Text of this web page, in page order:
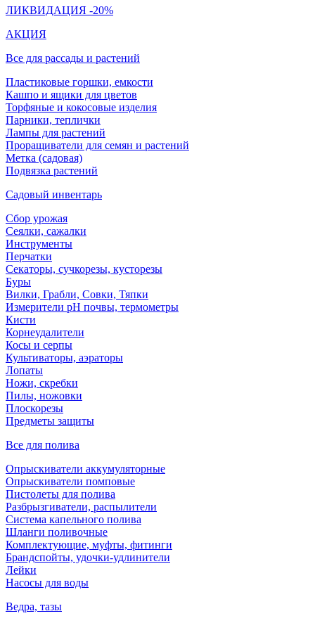
ЛИКВИДАЦИЯ -20%
АКЦИЯ
Все для рассады и растений
Пластиковые горшки, емкости
Кашпо и ящики для цветов
Торфяные и кокосовые изделия
Парники, теплички
Лампы для растений
Проращиватели для семян и растений
Метка (садовая)
Подвязка растений
Садовый инвентарь
Сбор урожая
Сеялки, сажалки
Инструменты
Перчатки
Секаторы, сучкорезы, кусторезы
Буры
Вилки, Грабли, Совки, Тяпки
Измерители pH почвы, термометры
Кисти
Корнеудалители
Косы и серпы
Культиваторы, аэраторы
Лопаты
Ножи, скребки
Пилы, ножовки
Плоскорезы
Предметы защиты
Все для полива
Опрыскиватели аккумуляторные
Опрыскиватели помповые
Пистолеты для полива
Разбрызгиватели, распылители
Система капельного полива
Шланги поливочные
Комплектующие, муфты, фитинги
Брандспойты, удочки-удлинители
Лейки
Насосы для воды
Ведра, тазы